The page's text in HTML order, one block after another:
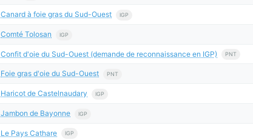
Canard à foie gras du Sud-Ouest IGP
Comté Tolosan IGP
Confit d'oie du Sud-Ouest (demande de reconnaissance en IGP) PNT
Foie gras d'oie du Sud-Ouest PNT
Haricot de Castelnaudary IGP
Jambon de Bayonne IGP
Le Pays Cathare IGP